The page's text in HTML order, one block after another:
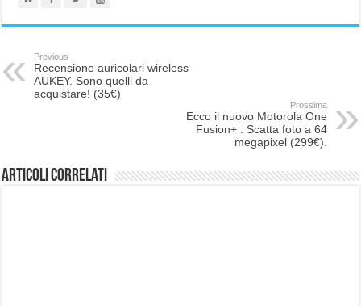
Previous
Recensione auricolari wireless
AUKEY. Sono quelli da
acquistare! (35€)
Prossima
Ecco il nuovo Motorola One
Fusion+ : Scatta foto a 64
megapixel (299€).
Articoli correlati